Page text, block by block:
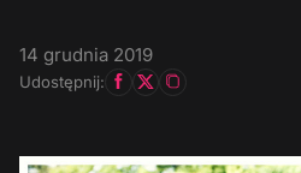
14 grudnia 2019
Udostępnij: